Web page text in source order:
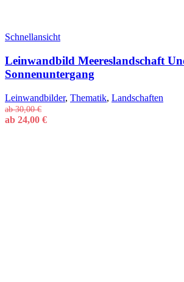
Schnellansicht
Leinwandbild Meereslandschaft
Sonnenuntergang
Leinwandbilder, Thematik, Landschaften
ab30,00€
ab 24,00 €